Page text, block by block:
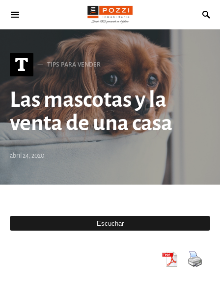
Search for:
T TIPS PARA VENDER
Las mascotas y la
venta de una casa
abril 24, 2020